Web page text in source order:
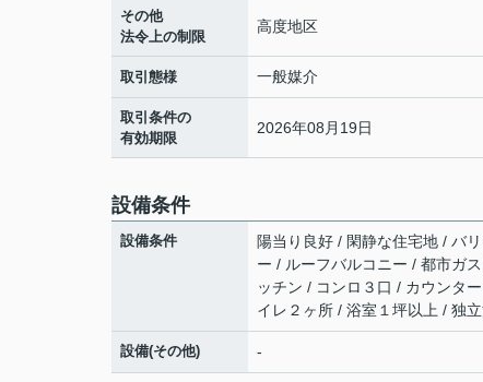
その他
法令上の制限
高度地区
取引態様 一般媒介
取引条件の
有効期限
2026年08月19日
設備条件
設備条件
陽当り良好 / 閑静な住宅地 / バ
ー / ルーフバルコニー / 都市ガ
ッチン / コンロ３口 / カウンタ
イレ２ヶ所 / 浴室１坪以上 / 独
設備(その他) -